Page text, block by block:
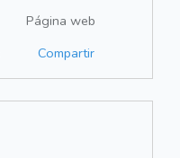
Página web
Compartir